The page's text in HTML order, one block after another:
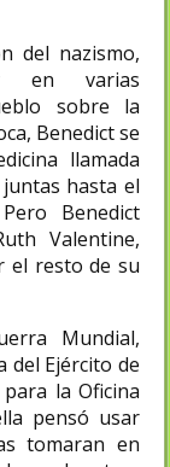
del nazismo,
en varias
sobre la
Benedict se
llamada
hasta el
Benedict
Valentine,
el resto de su
Mundial,
del Ejército de
la Oficina
pensó usar
tomaran en